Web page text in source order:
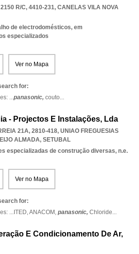
R/C, 4410-231, CANELAS VILA NOVA
de electrodomésticos, em
especializados
Ver no Mapa
for:
...panasonic, couto...
- Projectos E Instalações, Lda
21A, 2810-418, UNIAO FREGUESIAS
ALMADA, SETUBAL
especializadas de construção diversas, n.e.
Ver no Mapa
for:
... ITED,ANACOM, panasonic, Chloride...
E Condicionamento De Ar,